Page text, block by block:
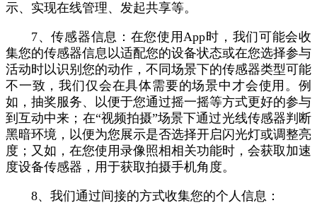
示、实现在线管理、发起共享等。
7、传感器信息：在您使用App时，我们可能会收
集您的传感器信息以适配您的设备状态或在您选择参与
活动时以识别您的动作，不同场景下的传感器类型可能
不一致，我们仅会在具体需要的场景中才会使用。例
如，抽奖服务、以便于您通过摇一摇等方式更好的参与
到互动中来；在“视频拍摄”场景下通过光线传感器判断
黑暗环境，以便为您展示是否选择开启闪光灯或调整亮
度；又如，在您使用录像照相相关功能时，会获取加速
度设备传感器，用于获取拍摄手机角度。
8、我们通过间接的方式收集您的个人信息：